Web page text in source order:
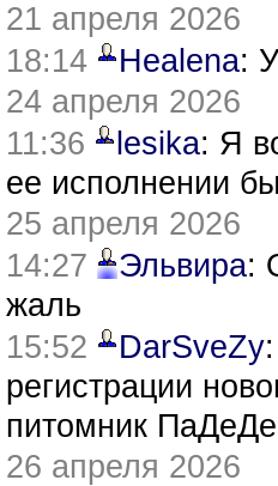
21 апреля 2026
18:14
Healena:
24 апреля 2026
11:36
lesika: Я
ее исполнении
25 апреля 2026
14:27
Эльвира:
жаль
15:52
DarSveZy
регистрации
питомник
26 апреля 2026